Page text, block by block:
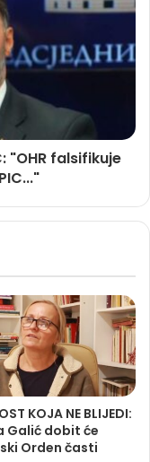
"OHR falsifikuje
KOJA NE BLIJEDI:
Galić dobit će
Orden časti